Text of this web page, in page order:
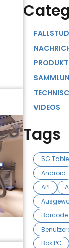
VIDEOS
Tags
5G
Android
API
Box PC